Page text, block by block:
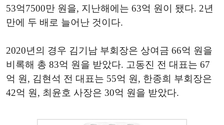
53억7500만 원을, 지난해에는 63억 원이 됐다. 2년
만에 두 배로 늘어난 것이다.
2020년의 경우 김기남 부회장은 상여금 66억 원을
비록해 총 83억 원을 받았다. 고동진 전 대표는 67
억 원, 김현석 전 대표는 55억 원, 한종희 부회장은
42억 원, 최윤호 사장은 30억 원을 받았다.